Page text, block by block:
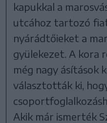
kapukkal a
utcához tartozó
nyárádtőieket a
gyülekezet. A kora
még nagy ásítások
választották ki,
Akik már ismerték